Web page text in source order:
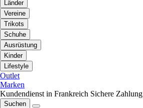
Länder
Vereine
Trikots
Schuhe
Ausrüstung
Kinder
Lifestyle
Outlet
Marken
Kundendienst in Frankreich Sichere Zahlung
Suchen